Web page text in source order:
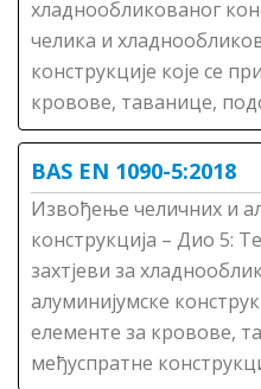
хладнообликованог
челика и
конструкције које се
кровове, таванице,
BAS EN 1090-5:2018
Извођење челичних и
конструкција – Дио 5:
захтјеви за
алуминијумске
елементе за кровове,
међуспратне